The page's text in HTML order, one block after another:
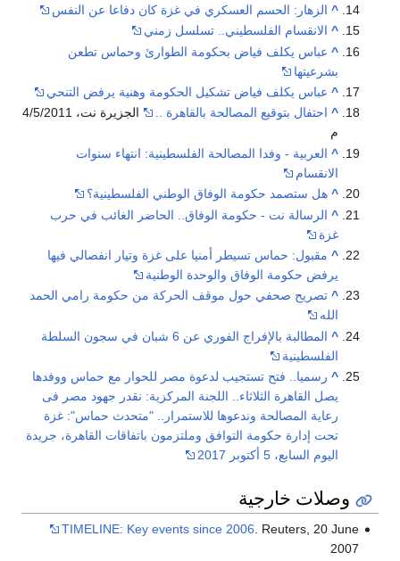
^ الزهار: الحسم العسكري في غزة كان دفاعا عن النفس
^ الانقسام الفلسطيني.. تسلسل زمني
^ عباس يكلف فياض بحكومة الطوارئ وحماس تطعن
بشرعيتها
^ عباس يكلف فياض تشكيل الحكومة وهنية يرفض التنحي
^ احتفال بتوقيع المصالحة بالقاهرة ..
الجزيرة نت، 4/5/2011
م
^ العربية - وفدا المصالحة الفلسطينية: انتهاء سنوات
الانقسام
^ هل ستصمد حكومة الوفاق الوطني الفلسطينية؟
^ الرسالة نت - حكومة الوفاق.. الحاضر الغائب في حرب
غزة
^ مقبول: حماس تسيطر أمنيا على غزة وتيار انفصالي فيها
يرفض حكومة الوفاق والوحدة الوطنية
^ تصريح صحفي حول موقف الحركة من حكومة رامي الحمد
الله
^
المطالبة بالإفراج الفوري عن 6 شبان في سجون السلطة
الفلسطينية
^ رسميا.. فتح تستجيب لدعوة مصر للحوار مع حماس ووفدها
يصل القاهرة الثلاثاء.. اللجنة المركزية: نقدر جهود مصر فى
رعاية المصالحة وندعوها للاستمرار.. "متحدث حماس": غزة
تحت إدارة حكومة التوافق وملتزمون باتفاقات القاهرة، جريدة
اليوم السابع، 5 أكتوبر 2017
وصلات خارجية
TIMELINE: Key events since 2006 . Reuters, 20 June
2007